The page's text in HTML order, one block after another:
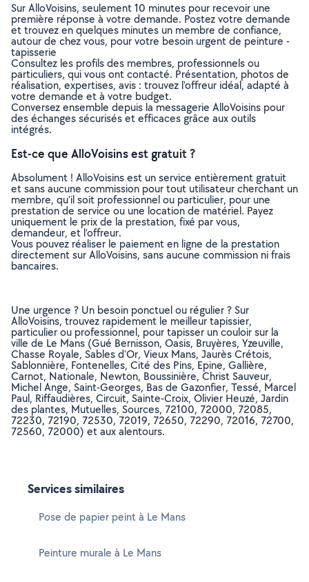
Sur AlloVoisins, seulement 10 minutes pour recevoir une
première réponse à votre demande. Postez votre demande
et trouvez en quelques minutes un membre de confiance,
autour de chez vous, pour votre besoin urgent de peinture -
tapisserie
Consultez les profils des membres, professionnels ou
particuliers, qui vous ont contacté. Présentation, photos de
réalisation, expertises, avis : trouvez l'offreur idéal, adapté à
votre demande et à votre budget.
Conversez ensemble depuis la messagerie AlloVoisins pour
des échanges sécurisés et efficaces grâce aux outils
intégrés.
Est-ce que AlloVoisins est gratuit ?
Absolument ! AlloVoisins est un service entièrement gratuit
et sans aucune commission pour tout utilisateur cherchant un
membre, qu’il soit professionnel ou particulier, pour une
prestation de service ou une location de matériel. Payez
uniquement le prix de la prestation, fixé par vous,
demandeur, et l’offreur.
Vous pouvez réaliser le paiement en ligne de la prestation
directement sur AlloVoisins, sans aucune commission ni frais
bancaires.
Une urgence ? Un besoin ponctuel ou régulier ? Sur
AlloVoisins, trouvez rapidement le meilleur tapissier,
particulier ou professionnel, pour tapisser un couloir sur la
ville de Le Mans (Gué Bernisson, Oasis, Bruyères, Yzeuville,
Chasse Royale, Sables d'Or, Vieux Mans, Jaurès Crétois,
Sablonnière, Fontenelles, Cité des Pins, Epine, Gallière,
Carnot, Nationale, Newton, Boussinière, Christ Sauveur,
Michel Ange, Saint-Georges, Bas de Gazonfier, Tessé, Marcel
Paul, Riffaudières, Circuit, Sainte-Croix, Olivier Heuzé, Jardin
des plantes, Mutuelles, Sources, 72100, 72000, 72085,
72230, 72190, 72530, 72019, 72650, 72290, 72016, 72700,
72560, 72000) et aux alentours.
Services similaires
Pose de papier peint à Le Mans
Peinture murale à Le Mans